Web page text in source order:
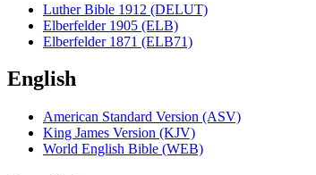
Luther Bible 1912 (DELUT)
Elberfelder 1905 (ELB)
Elberfelder 1871 (ELB71)
English
American Standard Version (ASV)
King James Version (KJV)
World English Bible (WEB)